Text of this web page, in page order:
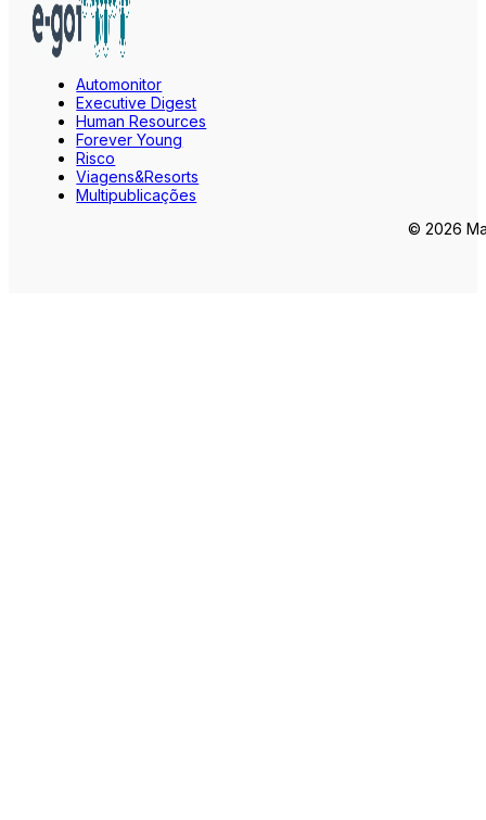
Automonitor
Executive Digest
Human Resources
Forever Young
Risco
Viagens&Resorts
Multipublicações
© 2026